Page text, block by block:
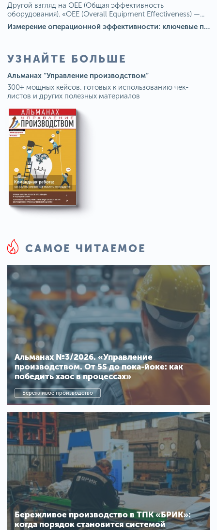
Другой взгляд на OEE (Общая эффективность
оборудования). «OEE (Overall Equipment Effectiveness) —...
Измерение операционной эффективности: ключевые показатели для непрерывного совершенствования
УЗНАЙТЕ БОЛЬШЕ
Альманах “Управление производством”
300+ мощных кейсов, готовых к использованию чек-
листов и других полезных материалов
САМОЕ ЧИТАЕМОЕ
Альманах №3/2026. «Управление
производством. От 5S до пока-йоке: как
победить хаос в процессах»
Бережливое производство
Бережливое производство в ТПК «БРИК»:
когда порядок становится системой